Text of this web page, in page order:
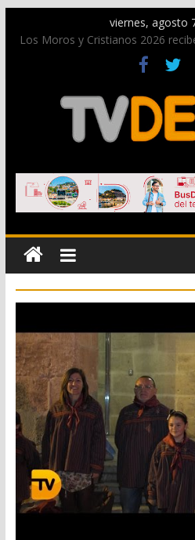
viernes, agosto
Los Moros y Cristianos 2026
dan inicio a las fiestas en Dénia
El bando moro protagonista en la
Paco Adsuar dona al Arxiu de
de la memoria visual de la ciudad
La Entraeta Festera llena de
Campo con la recepción a la
El XII Festival de Jazz de Dénia
figuras nacionales e
Torrecremada